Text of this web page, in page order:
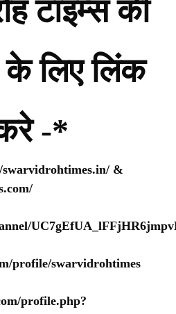
टाइम्स की
लिए लिंक
-*
&
profile/swarvidrohtimes
profile.php?